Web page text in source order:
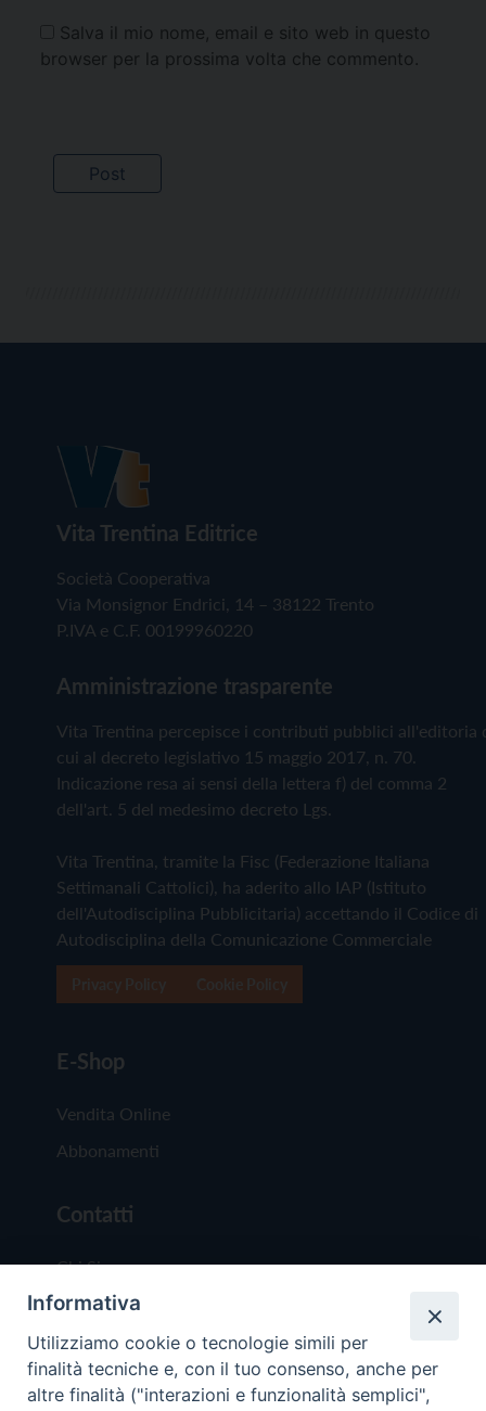
Salva il mio nome, email e sito web in questo
browser per la prossima volta che commento.
Vita Trentina Editrice
Società Cooperativa
Via Monsignor Endrici, 14 – 38122 Trento
P.IVA e C.F. 00199960220
Amministrazione trasparente
Vita Trentina percepisce i contributi pubblici all'editoria
cui al decreto legislativo 15 maggio 2017, n. 70.
Indicazione resa ai sensi della lettera f) del comma 2
dell'art. 5 del medesimo decreto Lgs.
Vita Trentina, tramite la Fisc (Federazione Italiana
Settimanali Cattolici), ha aderito allo IAP (Istituto
dell'Autodisciplina Pubblicitaria) accettando il Codice di
Autodisciplina della Comunicazione Commerciale
E-Shop
Vendita Online
Abbonamenti
Contatti
Chi Siamo
Redazione
Scrivici
Informativa
Utilizziamo cookie o tecnologie simili per
finalità tecniche e, con il tuo consenso, anche per
altre finalità ("interazioni e funzionalità semplici",